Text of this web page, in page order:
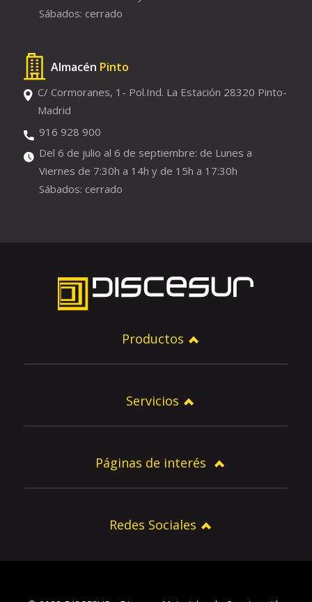
Sábados: cerrado
Almacén Pinto
C/ Cormoranes, 1- Pol.Ind. La Estación 28320 Pinto-
Madrid
916 928 900
Del 6 de julio al 6 de septiembre: de Lunes a
Viernes de 7:30h a 14h y de 15h a 17:30h
Sábados: cerrado
Productos
Servicios
Páginas de interés
Redes Sociales